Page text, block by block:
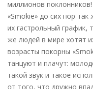
миллионов поклонников!
«Smokie» до сих пор
их гастрольный график,
же людей в мире хотят
возрасты покорны
танцуют и плачут:
такой звук и такое
от того, что дружно